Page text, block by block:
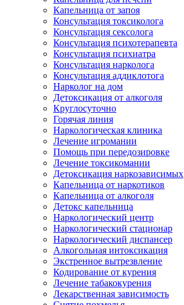
Капельница от запоя
Консультация токсиколога
Консультация сексолога
Консультация психотерапевта
Консультация психиатра
Консультация нарколога
Консультация аддиклотога
Нарколог на дом
Детоксикация от алкоголя
Круглосуточно
Горячая линия
Наркологическая клиника
Лечение игромании
Помощь при передозировке
Лечение токсикомании
Детоксикация наркозависимых
Капельница от наркотиков
Капельница от алкоголя
Детокс капельница
Наркологический центр
Наркологический стационар
Наркологический диспансер
Алкогольная интоксикация
Экстренное вытрезвление
Кодирование от курения
Лечение табакокурения
Лекарственная зависимость